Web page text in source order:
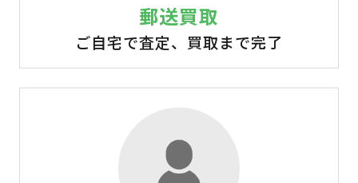
郵送買取
ご自宅で査定、買取まで完了